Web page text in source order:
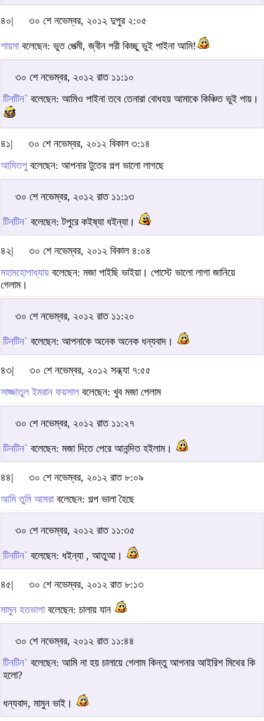
৪০| ৩০ শে নভেম্বর, ২০১২ দুপুর ২:০৫
শায়মাবলেছেন: ভুত পেত্মী, জ্বীন পরী কিচ্ছু ভুই পাইনা আমি!
৩০ শে নভেম্বর, ২০১২ রাত ১১:১০
টিনটিন` বলেছেন: আমিও পাইনা তবে তেনারা বোধহয় আমাকে কিঞ্চিত ভুই পায়।
৪১|
৩০ শে নভেম্বর, ২০১২ বিকাল ৩:১৪
আমিতপু বলেছেন: আপনার টুতের গল্প ভালো লাগছে
৩০ শে নভেম্বর, ২০১২ রাত ১১:১৩
টিনটিন` বলেছেন: টপুরে কইষ্যা ধইন্যা।
৪২|
৩০ শে নভেম্বর, ২০১২ বিকাল ৪:০৪
মহামহোপাধ্যায় বলেছেন: মজা পাইছি ভাইয়া। পোস্টে ভালো লাগা জানিয়ে
গেলাম।
৩০ শে নভেম্বর, ২০১২ রাত ১১:২০
টিনটিন` বলেছেন: আপনাকে অনেক অনেক ধন্যবাদ।
৪৩|
৩০ শে নভেম্বর, ২০১২ সন্ধ্যা ৭:৫৫
সাজ্জাতুল ইমরান ফয়সাল বলেছেন: খুব মজা পেলাম
৩০ শে নভেম্বর, ২০১২ রাত ১১:২৭
টিনটিন` বলেছেন: মজা দিতে পেরে আনন্দিত হইলাম।
৪৪|
৩০ শে নভেম্বর, ২০১২ রাত ৮:০৯
আমি তুমি আমরাবলেছেন: গল্প ভালা হৈছে
৩০ শে নভেম্বর, ২০১২ রাত ১১:৩৫
টিনটিন` বলেছেন: ধইন্যা , আতুআ।
৪৫| ৩০ শে নভেম্বর, ২০১২ রাত ৮:১৩
মামুন হতভাগাবলেছেন: চালায় যান
৩০ শে নভেম্বর, ২০১২ রাত ১১:৪৪
টিনটিন` বলেছেন: আমি না হয় চালায়ে গেলাম কিন্তু আপনার আইরিশ মিথের কি
হলো?
ধন্যবাদ, মামুন ভাই।